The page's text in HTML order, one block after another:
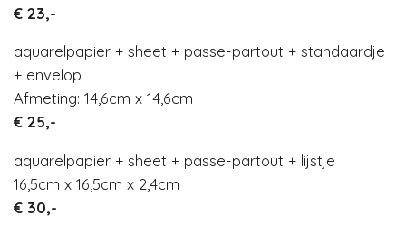
€ 23,-
aquarelpapier + sheet + passe-partout + standaardje
+ envelop
Afmeting: 14,6cm x 14,6cm
€ 25,-
aquarelpapier + sheet + passe-partout + lijstje
16,5cm x 16,5cm x 2,4cm
€ 30,-